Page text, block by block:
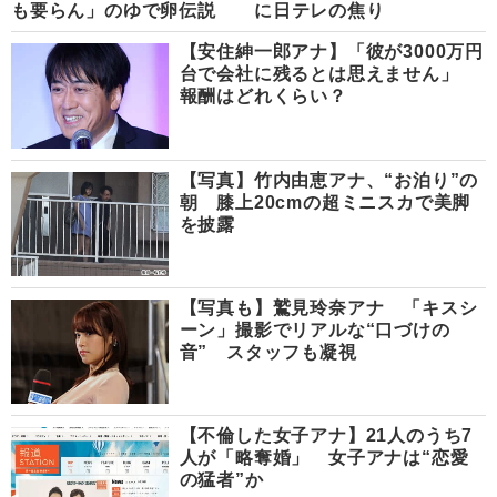
も要らん」のゆで卵伝説
に日テレの焦り
【安住紳一郎アナ】「彼が3000万円
台で会社に残るとは思えません」
報酬はどれくらい？
【写真】竹内由恵アナ、“お泊り”の
朝 膝上20cmの超ミニスカで美脚
を披露
【写真も】鷲見玲奈アナ 「キスシ
ーン」撮影でリアルな“口づけの
音” スタッフも凝視
【不倫した女子アナ】21人のうち7
人が「略奪婚」 女子アナは“恋愛
の猛者”か